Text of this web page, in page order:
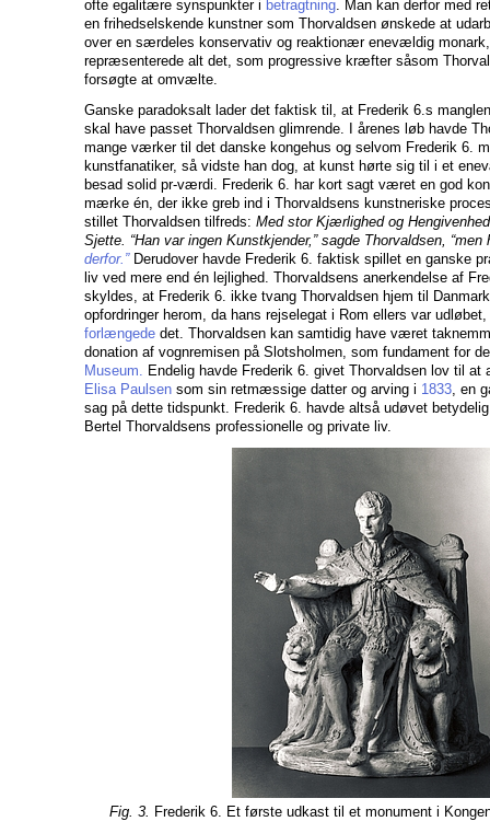
ofte egalitære synspunkter i betragtning. Man kan derfor med
en frihedselskende kunstner som Thorvaldsen ønskede at
over en særdeles konservativ og reaktionær enevældig
repræsenterede alt det, som progressive kræfter såsom
forsøgte at omvælte.
Ganske paradoksalt lader det faktisk til, at Frederik 6.s
skal have passet Thorvaldsen glimrende. I årenes løb havde
mange værker til det danske kongehus og selvom Frederik 6.
kunstfanatiker, så vidste han dog, at kunst hørte sig til i et
besad solid pr-værdi. Frederik 6. har kort sagt været en god
mærke én, der ikke greb ind i Thorvaldsens kunstneriske
stillet Thorvaldsen tilfreds: Med stor Kjærlighed og
Sjette. “Han var ingen Kunstkjender,” sagde Thorvaldsen,
derfor.”Derudover havde Frederik 6. faktisk spillet en ganske
liv ved mere end én lejlighed. Thorvaldsens anerkendelse af
skyldes, at Frederik 6. ikke tvang Thorvaldsen hjem til
opfordringer herom, da hans rejselegat i Rom ellers var
forlængede det. Thorvaldsen kan samtidig have været
donation af vognremisen på Slotsholmen, som fundament for
Museum. Endelig havde Frederik 6. givet Thorvaldsen lov til
Elisa Paulsen som sin retmæssige datter og arving i 1833, en
sag på dette tidspunkt. Frederik 6. havde altså udøvet
Bertel Thorvaldsens professionelle og private liv.
Fig. 3. Frederik 6. Et første udkast til et monument i